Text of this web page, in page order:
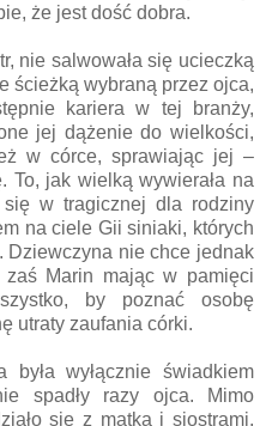
że jest dość dobra.
nie salwowała się ucieczką
ścieżką wybraną przez ojca,
kariera w tej branży,
jej dążenie do wielkości,
w córce, sprawiając jej –
To, jak wielką wywierała na
się w tragicznej dla rodziny
na ciele Gii siniaki, których
Dziewczyna nie chce jednak
zaś Marin mając w pamięci
by poznać osobę
utraty zaufania córki.
wyłącznie świadkiem
spadły razy ojca. Mimo
się z matką i siostrami,